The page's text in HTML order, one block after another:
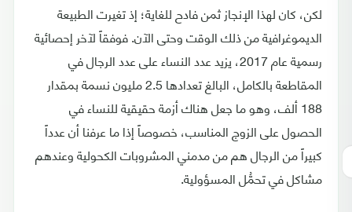
لكن، كان لهذا الإنجاز ثمن فادح للغاية؛ إذ تغيرت الطبيعة
الديموغرافية من ذلك الوقت وحتى الآن. فوفقاً لآخر إحصائية
رسمية عام 2017، يزيد عدد النساء على عدد الرجال في
المقاطعة بالكامل، البالغ تعدادها 2.5 مليون نسمة بمقدار
188 ألف، وهو ما جعل هناك أزمة حقيقية للنساء في
الحصول على الزوج المناسب، خصوصاً إذا ما عرفنا أن عدداً
كبيراً من الرجال هم من مدمني المشروبات الكحولية وعندهم
مشاكل في تحمُّل المسؤولية.